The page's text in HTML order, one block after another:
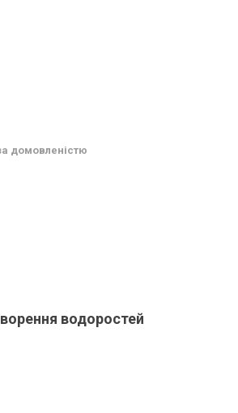
домовленістю
водоростей